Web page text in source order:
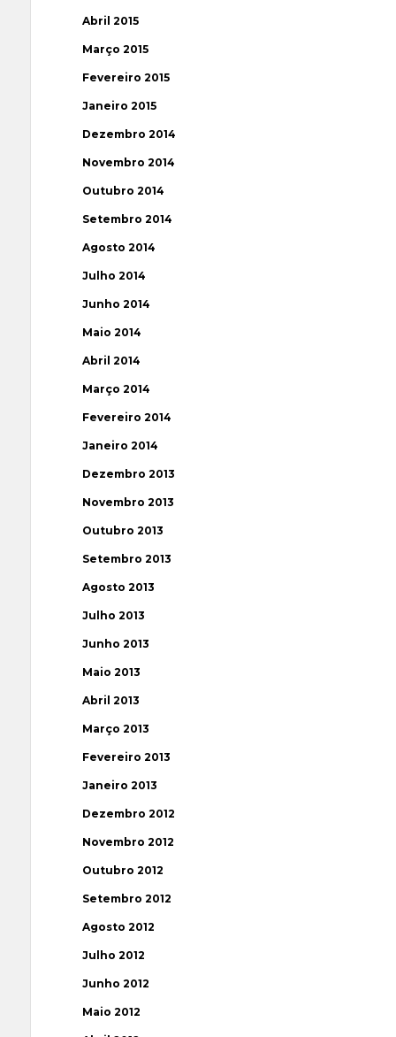
Abril 2015
Março 2015
Fevereiro 2015
Janeiro 2015
Dezembro 2014
Novembro 2014
Outubro 2014
Setembro 2014
Agosto 2014
Julho 2014
Junho 2014
Maio 2014
Abril 2014
Março 2014
Fevereiro 2014
Janeiro 2014
Dezembro 2013
Novembro 2013
Outubro 2013
Setembro 2013
Agosto 2013
Julho 2013
Junho 2013
Maio 2013
Abril 2013
Março 2013
Fevereiro 2013
Janeiro 2013
Dezembro 2012
Novembro 2012
Outubro 2012
Setembro 2012
Agosto 2012
Julho 2012
Junho 2012
Maio 2012